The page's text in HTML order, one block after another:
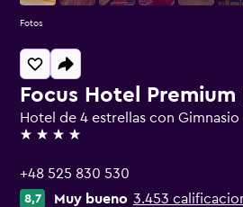
Focus Hotel
Hotel de 4 estrellas con Gimnasio
4 estrellas
+48 525 830 530
8,7 Muy bueno 3.453
Fotos